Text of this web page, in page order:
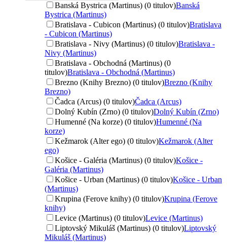
Banská Bystrica (Martinus) (0 titulov)Banská
Bystrica (Martinus)
Bratislava - Cubicon (Martinus) (0 titulov)Bratislava
- Cubicon (Martinus)
Bratislava - Nivy (Martinus) (0 titulov)Bratislava -
Nivy (Martinus)
Bratislava - Obchodná (Martinus) (0
titulov)Bratislava - Obchodná (Martinus)
Brezno (Knihy Brezno) (0 titulov)Brezno (Knihy
Brezno)
Čadca (Arcus) (0 titulov)Čadca (Arcus)
Dolný Kubín (Zrno) (0 titulov)Dolný Kubín (Zrno)
Humenné (Na korze) (0 titulov)Humenné (Na
korze)
Kežmarok (Alter ego) (0 titulov)Kežmarok (Alter
ego)
Košice - Galéria (Martinus) (0 titulov)Košice -
Galéria (Martinus)
Košice - Urban (Martinus) (0 titulov)Košice - Urban
(Martinus)
Krupina (Ferove knihy) (0 titulov)Krupina (Ferove
knihy)
Levice (Martinus) (0 titulov)Levice (Martinus)
Liptovský Mikuláš (Martinus) (0 titulov)Liptovský
Mikuláš (Martinus)